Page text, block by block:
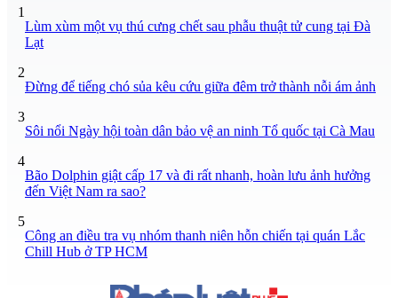
1
Lùm xùm một vụ thú cưng chết sau phẫu thuật tử cung tại Đà
Lạt
2
Đừng để tiếng chó sủa kêu cứu giữa đêm trở thành nỗi ám ảnh
3
Sôi nổi Ngày hội toàn dân bảo vệ an ninh Tổ quốc tại Cà Mau
4
Bão Dolphin giật cấp 17 và đi rất nhanh, hoàn lưu ảnh hưởng
đến Việt Nam ra sao?
5
Công an điều tra vụ nhóm thanh niên hỗn chiến tại quán Lắc
Chill Hub ở TP HCM